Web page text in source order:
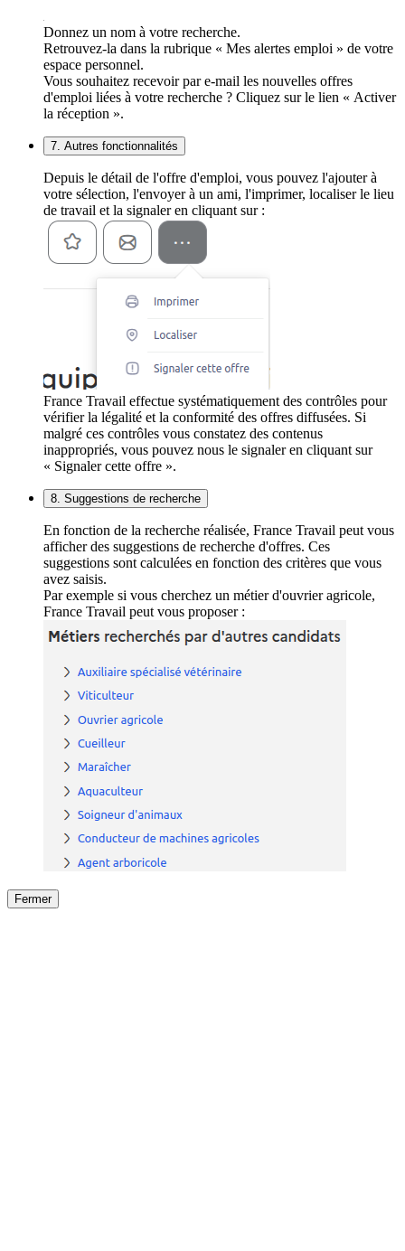
Donnez un nom à votre recherche.
Retrouvez-la dans la rubrique « Mes alertes emploi » de votre
espace personnel.
Vous souhaitez recevoir par e-mail les nouvelles offres
d'emploi liées à votre recherche ? Cliquez sur le lien « Activer
la réception ».
7. Autres fonctionnalités
Depuis le détail de l'offre d'emploi, vous pouvez l'ajouter à
votre sélection, l'envoyer à un ami, l'imprimer, localiser le lieu
de travail et la signaler en cliquant sur :
France Travail effectue systématiquement des contrôles pour
vérifier la légalité et la conformité des offres diffusées. Si
malgré ces contrôles vous constatez des contenus
inappropriés, vous pouvez nous le signaler en cliquant sur
« Signaler cette offre ».
8. Suggestions de recherche
En fonction de la recherche réalisée, France Travail peut vous
afficher des suggestions de recherche d'offres. Ces
suggestions sont calculées en fonction des critères que vous
avez saisis.
Par exemple si vous cherchez un métier d'ouvrier agricole,
France Travail peut vous proposer :
Fermer